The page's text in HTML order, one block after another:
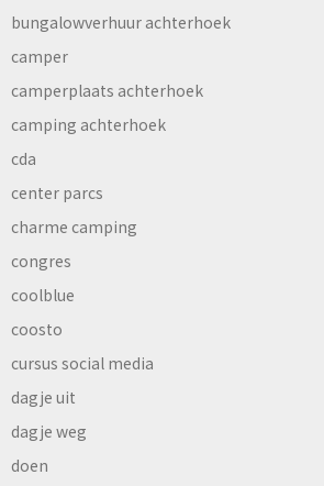
bungalowverhuur achterhoek
camper
camperplaats achterhoek
camping achterhoek
cda
center parcs
charme camping
congres
coolblue
coosto
cursus social media
dagje uit
dagje weg
doen